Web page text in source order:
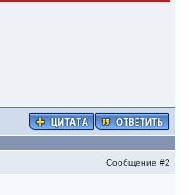
Сообщение#2